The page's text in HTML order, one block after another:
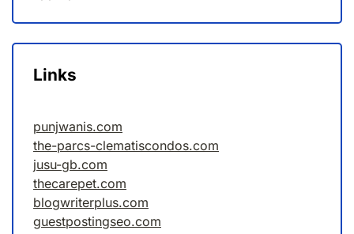
Links
punjwanis.com
the-parcs-clematiscondos.com
jusu-gb.com
thecarepet.com
blogwriterplus.com
guestpostingseo.com